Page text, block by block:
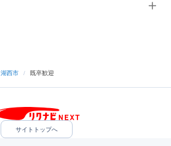
湖西市 / 既卒歓迎
サイトトップへ